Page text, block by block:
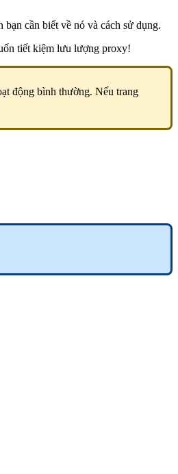
cần biết về nó và cách sử dụng.
tiết kiệm lưu lượng proxy!
động bình thường. Nếu trang